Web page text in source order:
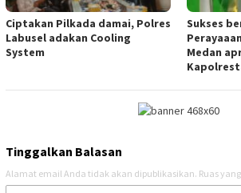
Ciptakan Pilkada damai, Polres
Labusel adakan Cooling
System
Sukses
Medan
Tinggalkan Balasan
Alamat email Anda tidak akan dipublikasikan. Ruas